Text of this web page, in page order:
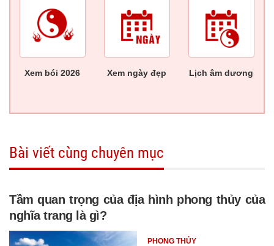
Xem bói 2026 Xem ngày đẹp Lịch âm dương
Bài viết cùng chuyên mục
Tầm quan trọng của địa hình phong thủy của
nghĩa trang là gì?
PHONG THỦY